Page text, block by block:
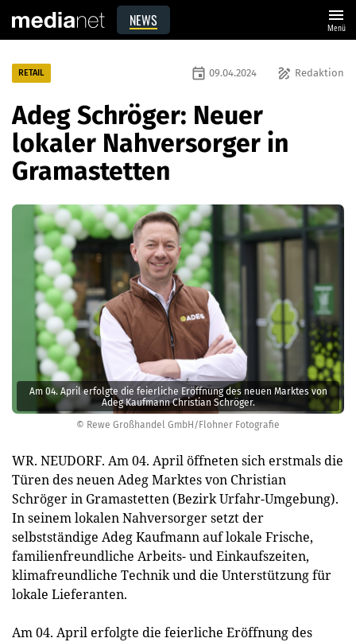
NEWS menu
Menü
© Rewe Großhandel GmbH/Flohner Fotografie
Am 04. April erfolgte die feierliche Eröffnung des neuen Marktes von
Adeg Kaufmann Christian Schröger.
RETAIL draw Redaktion
event 09.04.2024
Adeg Schröger: Neuer
lokaler Nahversorger in
Gramastetten
WR. NEUDORF. Am 04. April öffneten sich erstmals die
Türen des neuen Adeg Marktes von Christian
Schröger in Gramastetten (Bezirk Urfahr-Umgebung).
In seinem lokalen Nahversorger setzt der
selbstständige Adeg Kaufmann auf lokale Frische,
familienfreundliche Arbeits- und Einkaufszeiten,
klimafreundliche Technik und die Unterstützung für
lokale Lieferanten.
Am 04. April erfolgte die feierliche Eröffnung des